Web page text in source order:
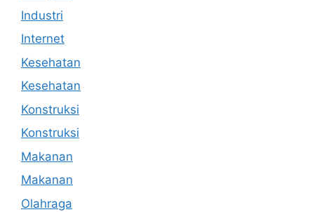
Industri
Internet
Kesehatan
Kesehatan
Konstruksi
Konstruksi
Makanan
Makanan
Olahraga